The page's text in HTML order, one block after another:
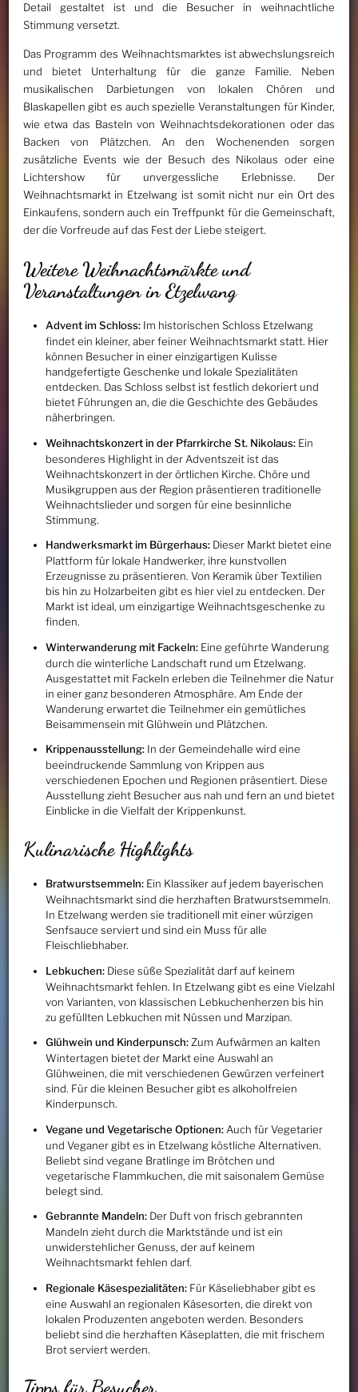
Detail gestaltet ist und die Besucher in weihnachtliche
Stimmung versetzt.
Das Programm des Weihnachtsmarktes ist abwechslungsreich
und bietet Unterhaltung für die ganze Familie. Neben
musikalischen Darbietungen von lokalen Chören und
Blaskapellen gibt es auch spezielle Veranstaltungen für Kinder,
wie etwa das Basteln von Weihnachtsdekorationen oder das
Backen von Plätzchen. An den Wochenenden sorgen
zusätzliche Events wie der Besuch des Nikolaus oder eine
Lichtershow für unvergessliche Erlebnisse. Der
Weihnachtsmarkt in Etzelwang ist somit nicht nur ein Ort des
Einkaufens, sondern auch ein Treffpunkt für die Gemeinschaft,
der die Vorfreude auf das Fest der Liebe steigert.
Weitere Weihnachtsmärkte und
Veranstaltungen in Etzelwang
Advent im Schloss:Im historischen Schloss Etzelwang
findet ein kleiner, aber feiner Weihnachtsmarkt statt. Hier
können Besucher in einer einzigartigen Kulisse
handgefertigte Geschenke und lokale Spezialitäten
entdecken. Das Schloss selbst ist festlich dekoriert und
bietet Führungen an, die die Geschichte des Gebäudes
näherbringen.
Weihnachtskonzert in der Pfarrkirche St. Nikolaus:Ein
besonderes Highlight in der Adventszeit ist das
Weihnachtskonzert in der örtlichen Kirche. Chöre und
Musikgruppen aus der Region präsentieren traditionelle
Weihnachtslieder und sorgen für eine besinnliche
Stimmung.
Handwerksmarkt im Bürgerhaus:Dieser Markt bietet eine
Plattform für lokale Handwerker, ihre kunstvollen
Erzeugnisse zu präsentieren. Von Keramik über Textilien
bis hin zu Holzarbeiten gibt es hier viel zu entdecken. Der
Markt ist ideal, um einzigartige Weihnachtsgeschenke zu
finden.
Winterwanderung mit Fackeln:Eine geführte Wanderung
durch die winterliche Landschaft rund um Etzelwang.
Ausgestattet mit Fackeln erleben die Teilnehmer die Natur
in einer ganz besonderen Atmosphäre. Am Ende der
Wanderung erwartet die Teilnehmer ein gemütliches
Beisammensein mit Glühwein und Plätzchen.
Krippenausstellung:In der Gemeindehalle wird eine
beeindruckende Sammlung von Krippen aus
verschiedenen Epochen und Regionen präsentiert. Diese
Ausstellung zieht Besucher aus nah und fern an und bietet
Einblicke in die Vielfalt der Krippenkunst.
Kulinarische Highlights
Bratwurstsemmeln:Ein Klassiker auf jedem bayerischen
Weihnachtsmarkt sind die herzhaften Bratwurstsemmeln.
In Etzelwang werden sie traditionell mit einer würzigen
Senfsauce serviert und sind ein Muss für alle
Fleischliebhaber.
Lebkuchen:Diese süße Spezialität darf auf keinem
Weihnachtsmarkt fehlen. In Etzelwang gibt es eine Vielzahl
von Varianten, von klassischen Lebkuchenherzen bis hin
zu gefüllten Lebkuchen mit Nüssen und Marzipan.
Glühwein und Kinderpunsch:Zum Aufwärmen an kalten
Wintertagen bietet der Markt eine Auswahl an
Glühweinen, die mit verschiedenen Gewürzen verfeinert
sind. Für die kleinen Besucher gibt es alkoholfreien
Kinderpunsch.
Vegane und Vegetarische Optionen:Auch für Vegetarier
und Veganer gibt es in Etzelwang köstliche Alternativen.
Beliebt sind vegane Bratlinge im Brötchen und
vegetarische Flammkuchen, die mit saisonalem Gemüse
belegt sind.
Gebrannte Mandeln:Der Duft von frisch gebrannten
Mandeln zieht durch die Marktstände und ist ein
unwiderstehlicher Genuss, der auf keinem
Weihnachtsmarkt fehlen darf.
Regionale Käsespezialitäten:Für Käseliebhaber gibt es
eine Auswahl an regionalen Käsesorten, die direkt von
lokalen Produzenten angeboten werden. Besonders
beliebt sind die herzhaften Käseplatten, die mit frischem
Brot serviert werden.